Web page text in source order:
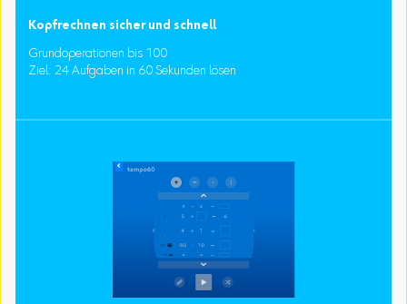
Kopfrechnen sicher und schnell
Grundoperationen bis 100
Ziel: 24 Aufgaben in 60 Sekunden lösen